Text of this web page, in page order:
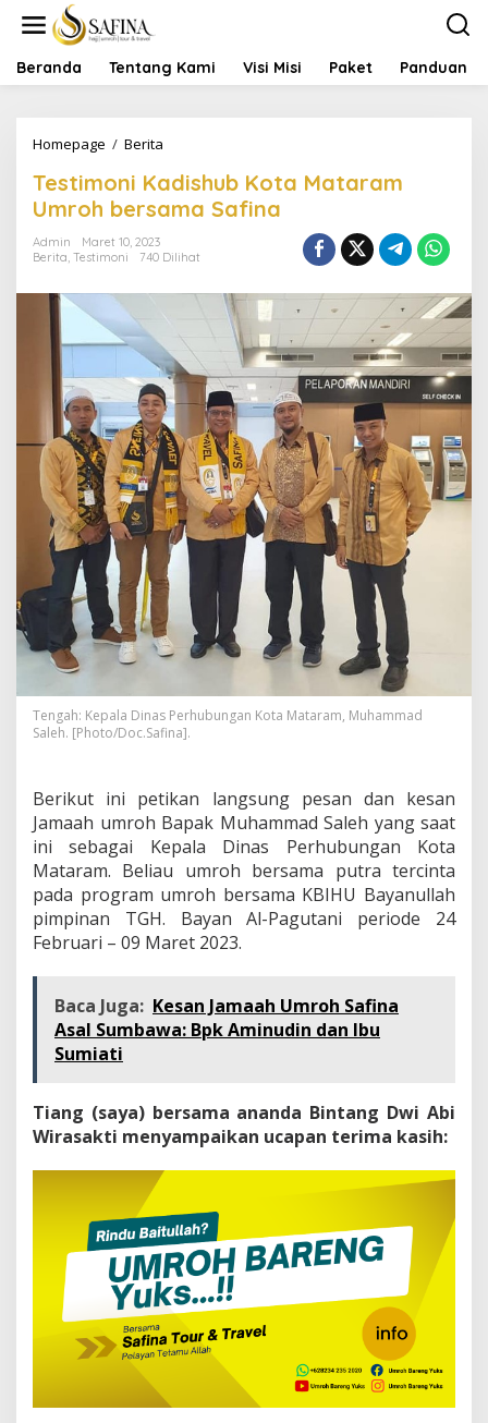
Beranda Tentang Kami Visi Misi Paket Panduan
Homepage / Berita
Kota
Mataram
Umroh
Safina
Testimoni Kadishub Kota Mataram
Umroh bersama Safina
Admin
Maret 10, 2023
Berita, Testimoni 740 Dilihat
Tengah: Kepala Dinas Perhubungan Kota Mataram, Muhammad
Saleh. [Photo/Doc.Safina].
Berikut ini petikan langsung pesan dan kesan
Jamaah umroh Bapak Muhammad Saleh yang saat
ini sebagai Kepala Dinas Perhubungan Kota
Mataram. Beliau umroh bersama putra tercinta
pada program umroh bersama KBIHU Bayanullah
pimpinan TGH. Bayan Al-Pagutani periode 24
Februari – 09 Maret 2023.
Baca Juga: Kesan Jamaah Umroh Safina
Asal Sumbawa: Bpk Aminudin dan Ibu
Sumiati
Tiang (saya) bersama ananda Bintang Dwi Abi
Wirasakti menyampaikan ucapan terima kasih: